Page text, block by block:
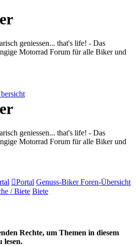
geniessen... that's life! - Das
Motorrad Forum für alle Biker und
geniessen... that's life! - Das
Motorrad Forum für alle Biker und
Portal Genuss-Biker Foren-Übersicht
/ Biete Biete
Rechte, um Themen in diesem
lesen.